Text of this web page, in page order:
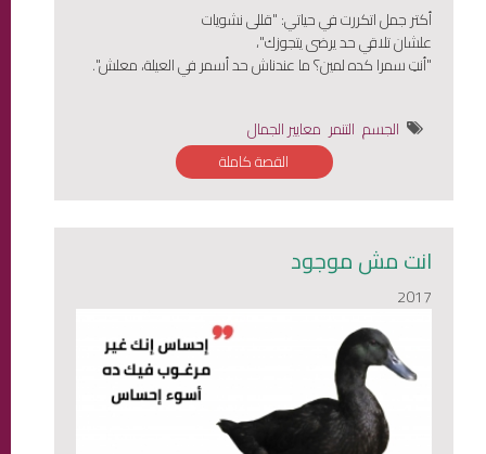
أكتر جمل اتكررت في حياتي: "قللى نشويات
علشان تلاقي حد يرضى يتجوزك"،
"أنتِ سمرا كده لمين؟ ما عندناش حد أسمر في العيلة، معلش".
الجسم التنمر معايير الجمال
القصة كاملة
انت مش موجود
2017